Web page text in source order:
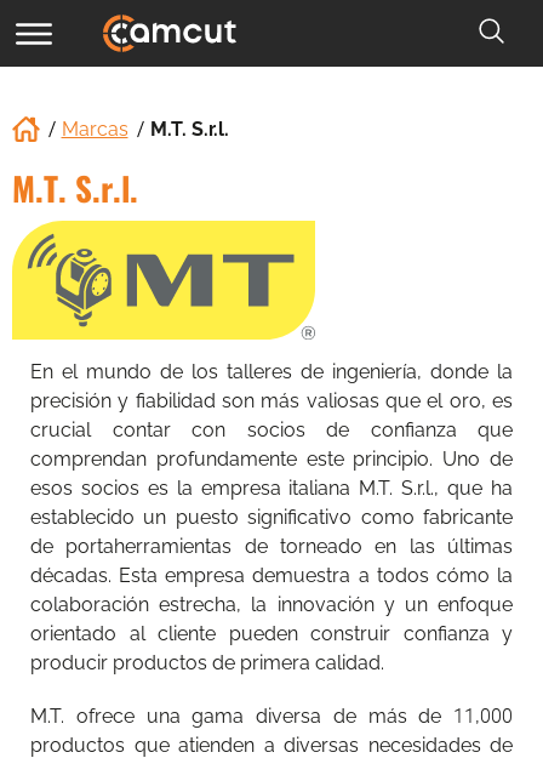
Marcas M.T. S.r.l.
M.T. S.r.l.
En el mundo de los talleres de ingeniería, donde la
precisión y fiabilidad son más valiosas que el oro, es
crucial contar con socios de confianza que
comprendan profundamente este principio. Uno de
esos socios es la empresa italiana M.T. S.r.l., que ha
establecido un puesto significativo como fabricante
de portaherramientas de torneado en las últimas
décadas. Esta empresa demuestra a todos cómo la
colaboración estrecha, la innovación y un enfoque
orientado al cliente pueden construir confianza y
producir productos de primera calidad.
M.T. ofrece una gama diversa de más de 11,000
productos que atienden a diversas necesidades de